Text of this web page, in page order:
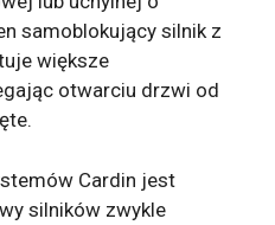
samoblokujący silnik z
większe
otwarciu drzwi od
Cardin jest
silników zwykle